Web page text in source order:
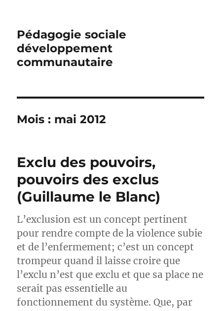
Pédagogie sociale
développement
communautaire
Mois : mai 2012
Exclu des pouvoirs,
pouvoirs des exclus
(Guillaume le Blanc)
L’exclusion est un concept pertinent
pour rendre compte de la violence subie
et de l’enfermement; c’est un concept
trompeur quand il laisse croire que
l’exclu n’est que exclu et que sa place ne
serait pas essentielle au
fonctionnement du système. Que, par